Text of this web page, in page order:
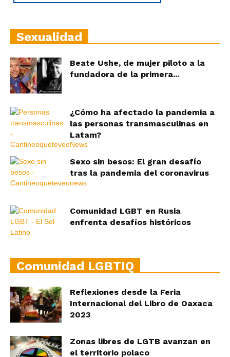
Sexualidad
Beate Ushe, de mujer piloto a la
fundadora de la primera...
¿Cómo ha afectado la pandemia a
las personas transmasculinas en
Latam?
Sexo sin besos: El gran desafío
tras la pandemia del coronavirus
Comunidad LGBT en Rusia
enfrenta desafíos históricos
Comunidad LGBTIQ
Reflexiones desde la Feria
Internacional del Libro de Oaxaca
2023
Zonas libres de LGTB avanzan en
el territorio polaco